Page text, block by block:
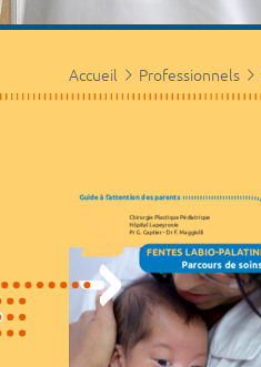
Accueil Professionnels